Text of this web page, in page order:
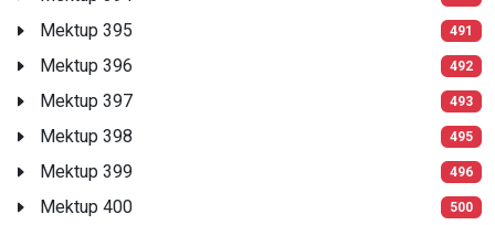
Mektup 395 491
Mektup 396 492
Mektup 397 493
Mektup 398 495
Mektup 399 496
Mektup 400 500